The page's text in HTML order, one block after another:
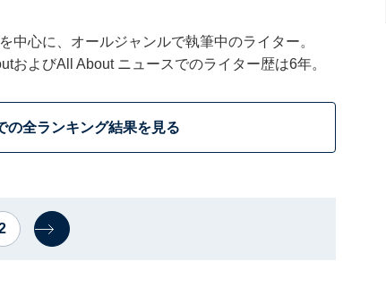
心に、オールジャンルで執筆中のライター。
よびAll About ニュースでのライター歴は6年。
の全ランキング結果を見る